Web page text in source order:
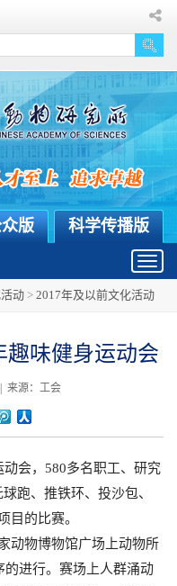
科学传播版
版
动> 2017年及以前文化活动
趣味健身运动会
来源：工会
会，580多名职工、研究
跑、推铁环、投沙包、
目的比赛。
动物博物馆广场上动物所
的进行。赛场上人群涌动